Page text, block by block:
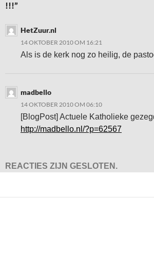
!!!”
HetZuur.nl
14 OKTOBER 2010 OM 16:21
Als is de kerk nog zo heilig, de
madbello
14 OKTOBER 2010 OM 06:10
[BlogPost] Actuele Katholieke
http://madbello.nl/?p=62567
REACTIES ZIJN GESLOTEN.